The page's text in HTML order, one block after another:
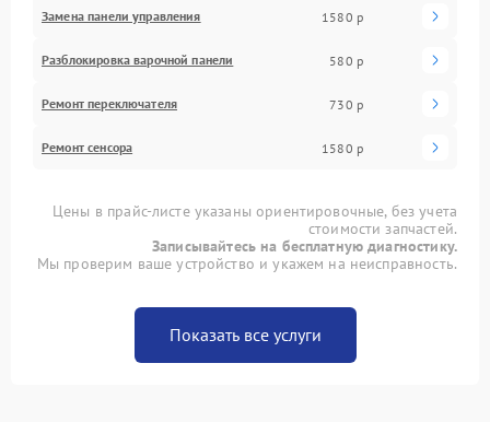
Замена панели управления 1580 р
Разблокировка варочной панели 580 р
Ремонт переключателя 730 р
Ремонт сенсора 1580 р
Цены в прайс-листе указаны ориентировочные, без учета
стоимости запчастей.
Записывайтесь на бесплатную диагностику.
Мы проверим ваше устройство и укажем на неисправность.
Показать все услуги